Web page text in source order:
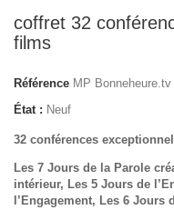
coffret 32
films
Référence MP Bonneheure.tv
État : Neuf
32 conférences
Les 7 Jours de la Parole
intérieur, Les 5 Jours de
l’Engagement, Les 6 Jours